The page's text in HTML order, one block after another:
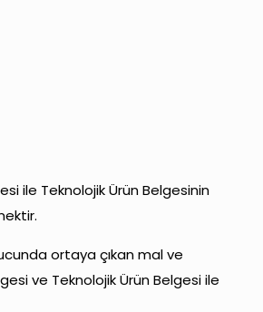
ile Teknolojik Ürün Belgesinin
ortaya çıkan mal ve
ve Teknolojik Ürün Belgesi ile